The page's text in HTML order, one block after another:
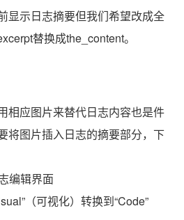
显示日志摘要但我们希望改成全
替换成the_content。
相应图片来替代日志内容也是件
将图片插入日志的摘要部分，下
编辑界面
（可视化）转换到“Code”